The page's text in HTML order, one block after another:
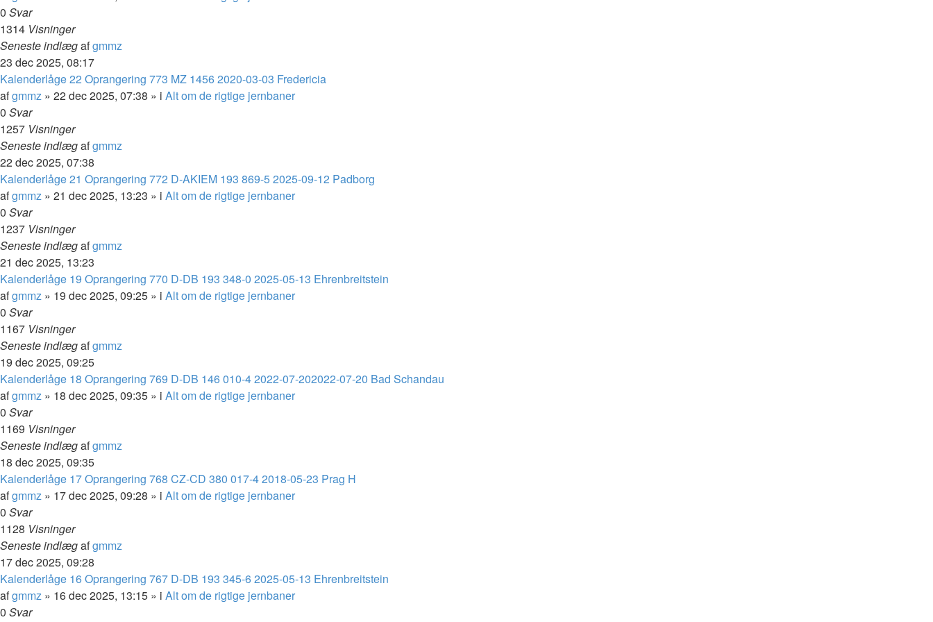
0 Svar
1314 Visninger
Seneste indlægafgmmz
23 dec 2025, 08:17
Kalenderlåge 22 Oprangering 773 MZ 1456 2020-03-03 Fredericia
afgmmz » 22 dec 2025, 07:38 » i Alt om de rigtige jernbaner
0 Svar
1257 Visninger
Seneste indlægafgmmz
22 dec 2025, 07:38
Kalenderlåge 21 Oprangering 772 D-AKIEM 193 869-5 2025-09-12 Padborg
afgmmz » 21 dec 2025, 13:23 » i Alt om de rigtige jernbaner
0 Svar
1237 Visninger
Seneste indlægafgmmz
21 dec 2025, 13:23
Kalenderlåge 19 Oprangering 770 D-DB 193 348-0 2025-05-13 Ehrenbreitstein
afgmmz » 19 dec 2025, 09:25 » i Alt om de rigtige jernbaner
0 Svar
1167 Visninger
Seneste indlægafgmmz
19 dec 2025, 09:25
Kalenderlåge 18 Oprangering 769 D-DB 146 010-4 2022-07-202022-07-20 Bad Schandau
afgmmz » 18 dec 2025, 09:35 » i Alt om de rigtige jernbaner
0 Svar
1169 Visninger
Seneste indlægafgmmz
18 dec 2025, 09:35
Kalenderlåge 17 Oprangering 768 CZ-CD 380 017-4 2018-05-23 Prag H
afgmmz » 17 dec 2025, 09:28 » i Alt om de rigtige jernbaner
0 Svar
1128 Visninger
Seneste indlægafgmmz
17 dec 2025, 09:28
Kalenderlåge 16 Oprangering 767 D-DB 193 345-6 2025-05-13 Ehrenbreitstein
afgmmz » 16 dec 2025, 13:15 » i Alt om de rigtige jernbaner
0 Svar